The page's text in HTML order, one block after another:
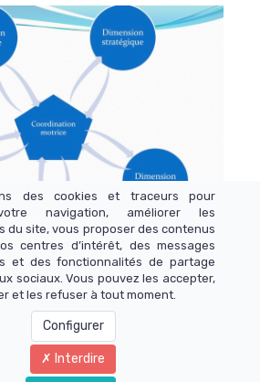
dans le Tennis : Une
à la
des cookies et traceurs pour
navigation, améliorer les
du site, vous proposer des contenus
centres d’intérêt, des messages
et des fonctionnalités de partage
sociaux. Vous pouvez les accepter,
et les refuser à tout moment.
Configurer
Interdire